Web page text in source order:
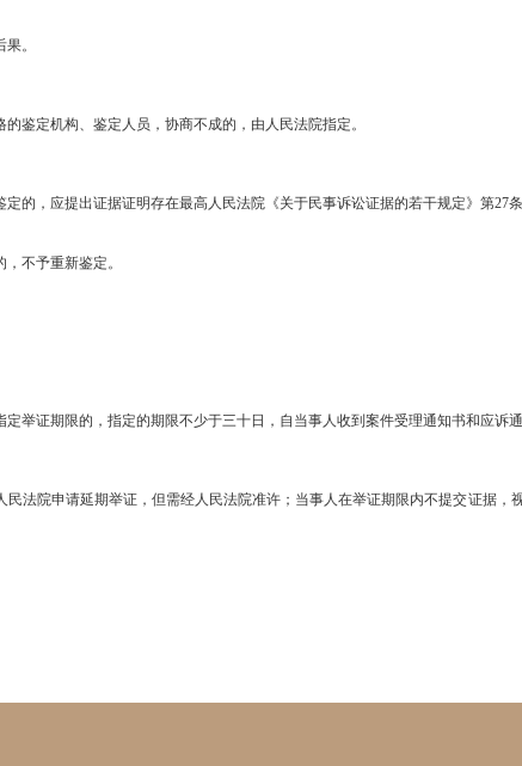
。
鉴定机构、鉴定人员，协商不成的，由人民法院指定。
的，应提出证据证明存在最高人民法院《关于民事诉讼证据的若干规定》第27
不予重新鉴定。
举证期限的，指定的期限不少于三十日，自当事人收到案件受理通知书和应诉通
法院申请延期举证，但需经人民法院准许；当事人在举证期限内不提交证据，